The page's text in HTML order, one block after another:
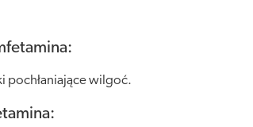
pochłaniające wilgoć.